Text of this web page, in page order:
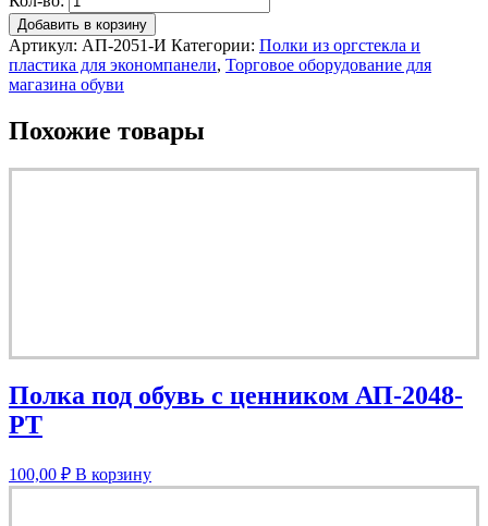
Добавить в корзину
Артикул: АП-2051-И Категории: Полки из оргстекла и
пластика для экономпанели, Торговое оборудование для
магазина обуви
Похожие товары
Полка под обувь с ценником АП-2048-
РТ
100,00 ₽ В корзину